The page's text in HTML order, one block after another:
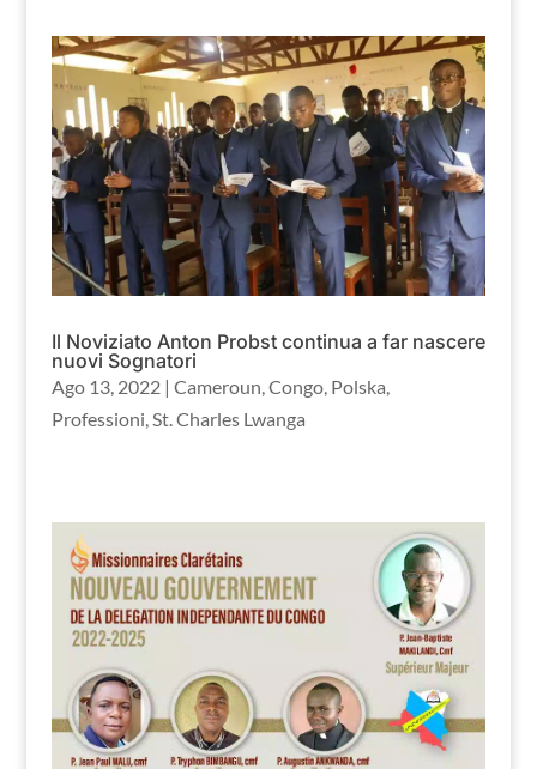
Il Noviziato Anton Probst continua a far nascere
nuovi Sognatori
Ago 13, 2022| Cameroun,Congo, Polska,
Professioni,St. Charles Lwanga